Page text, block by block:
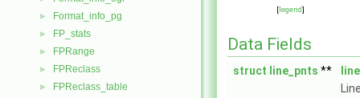
► Format_info_pg
► FP_stats
► FPRange
► FPReclass
► FPReclass_table
[legend]
Data Fields
struct line_pnts **